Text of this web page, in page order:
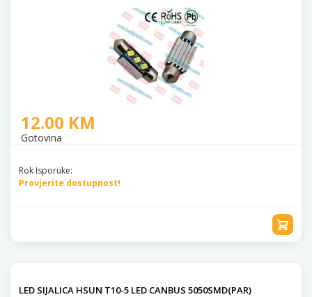
12.00 KM
Gotovina
Rok Isporuke:
Provjerite dostupnost!
LED SIJALICA HSUN T10-5 LED CANBUS 5050SMD(PAR)